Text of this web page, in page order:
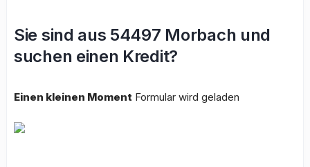
Sie sind aus 54497 Morbach und
suchen einen Kredit?
Einen kleinen Moment Formular wird geladen